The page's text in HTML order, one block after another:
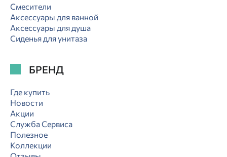
Смесители
Аксессуары для ванной
Аксессуары для душа
Сиденья для унитаза
БРЕНД
Где купить
Новости
Акции
Служба Сервиса
Полезное
Коллекции